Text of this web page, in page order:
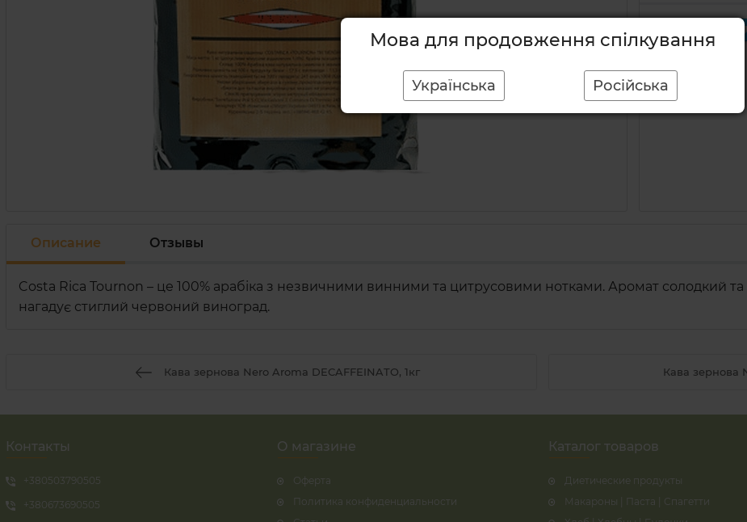
Описание Отзывы
Costa Rica Tournon – це 100% арабіка з незвичними винними та цитрусовими нотками. Аромат солодкий та
нагадує стиглий червоний виноград.
Кава зернова Nero Aroma DECAFFEINATO, 1кг Кава зернова
Контакты
+380503790505
+380673690505
О магазине
Оферта
Политика конфиденциальности
Каталог товаров
Диетические продукты
Макароны | Паста | Спагетти
Мова для продовження спілкування
Українська Російська